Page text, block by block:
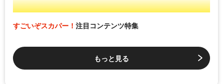
すごいぞスカパー！ 注目コンテンツ特集
もっと見る